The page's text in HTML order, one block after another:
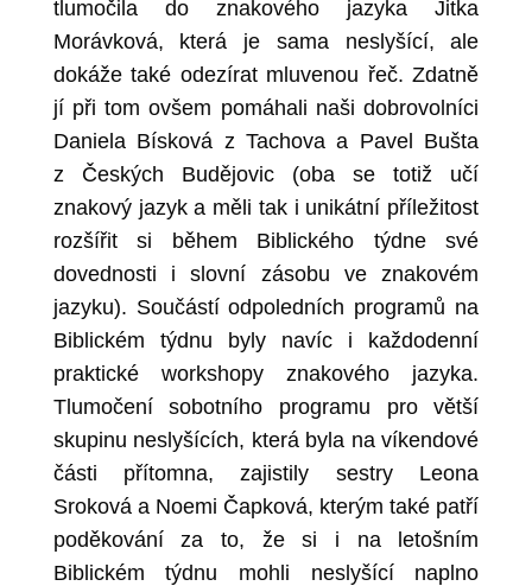
tlumočila do znakového jazyka Jitka
Morávková, která je sama neslyšící, ale
dokáže také odezírat mluvenou řeč. Zdatně
jí při tom ovšem pomáhali naši dobrovolníci
Daniela Bísková z Tachova a Pavel Bušta
z Českých Budějovic (oba se totiž učí
znakový jazyk a měli tak i unikátní příležitost
rozšířit si během Biblického týdne své
dovednosti i slovní zásobu ve znakovém
jazyku). Součástí odpoledních programů na
Biblickém týdnu byly navíc i každodenní
praktické workshopy znakového jazyka.
Tlumočení sobotního programu pro větší
skupinu neslyšících, která byla na víkendové
části přítomna, zajistily sestry Leona
Sroková a Noemi Čapková, kterým také patří
poděkování za to, že si i na letošním
Biblickém týdnu mohli neslyšící naplno